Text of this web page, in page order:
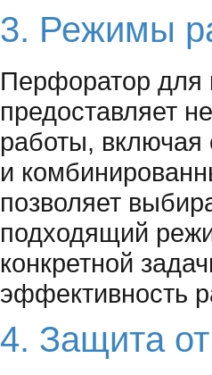
3. Режимы
Перфоратор для
предоставляет
работы, включая
и
позволяет
подходящий
конкретной
эффективность
4. Защита